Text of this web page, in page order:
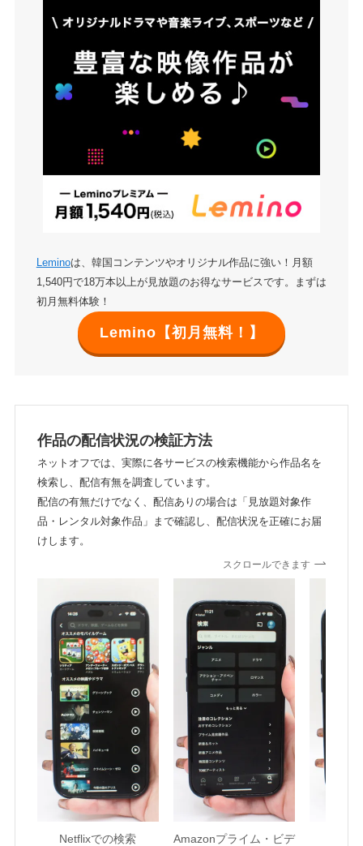
Leminoは、韓国コンテンツやオリジナル作品に強い！月額
1,540円で18万本以上が見放題のお得なサービスです。まずは
初月無料体験！
Lemino【初月無料！】
作品の配信状況の検証方法
ネットオフでは、実際に各サービスの検索機能から作品名を
検索し、配信有無を調査しています。
配信の有無だけでなく、配信ありの場合は「見放題対象作
品・レンタル対象作品」まで確認し、配信状況を正確にお届
けします。
スクロールできます
Netflixでの検索
Amazonプライム・ビデ